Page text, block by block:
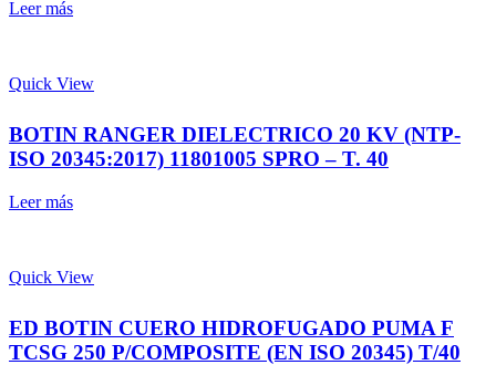
Leer más
Quick View
BOTIN RANGER DIELECTRICO 20 KV (NTP-
ISO 20345:2017) 11801005 SPRO – T. 40
Leer más
Quick View
ED BOTIN CUERO HIDROFUGADO PUMA F
TCSG 250 P/COMPOSITE (EN ISO 20345) T/40